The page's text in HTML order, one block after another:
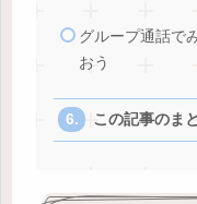
グループ通話で
おう
この記事のま